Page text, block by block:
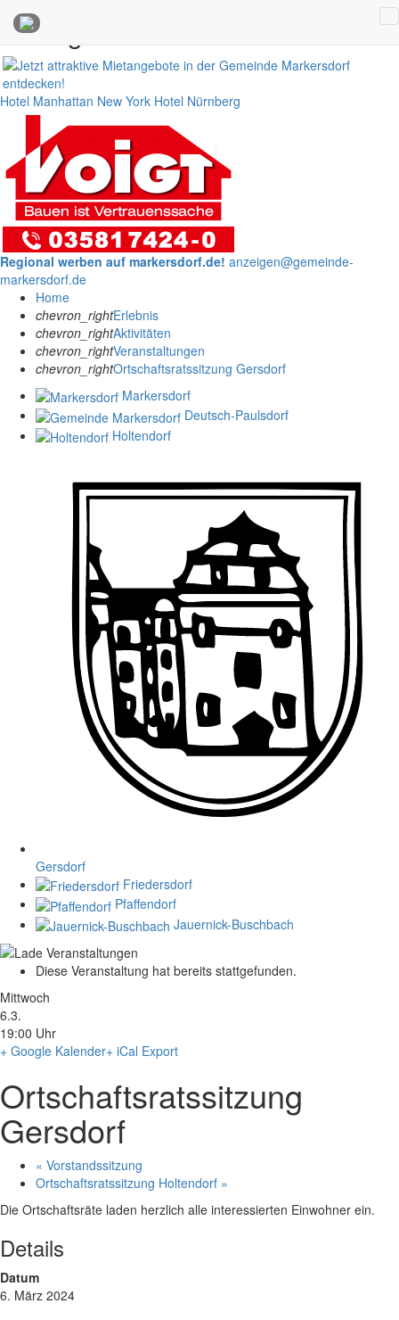
Anzeigen
Hotel Manhattan New York Hotel Nürnberg
Regional werben auf markersdorf.de! anzeigen@gemeinde-
markersdorf.de
Home
chevron_rightErlebnis
chevron_rightAktivitäten
chevron_rightVeranstaltungen
chevron_rightOrtschaftsratssitzung Gersdorf
Markersdorf
Deutsch-Paulsdorf
Holtendorf
Gersdorf
Friedersdorf
Pfaffendorf
Jauernick-Buschbach
Diese Veranstaltung hat bereits stattgefunden.
Mittwoch
6.3.
19:00 Uhr
+ Google Kalender+ iCal Export
Ortschaftsratssitzung
Gersdorf
« Vorstandssitzung
Ortschaftsratssitzung Holtendorf »
Die Ortschaftsräte laden herzlich alle interessierten Einwohner ein.
Details
Datum
6. März 2024